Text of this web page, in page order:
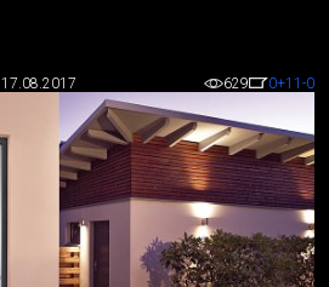
17.08.2017 629 0+11 -0